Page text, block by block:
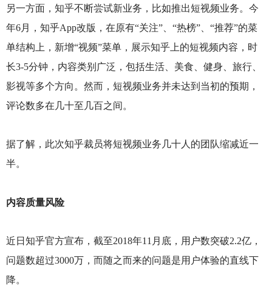
另一方面，知乎不断尝试新业务，比如推出短视频业务。今
年6月，知乎App改版，在原有“关注”、“热榜”、“推荐”的菜
单结构上，新增“视频”菜单，展示知乎上的短视频内容，时
长3-5分钟，内容类别广泛，包括生活、美食、健身、旅行、
影视等多个方向。然而，短视频业务并未达到当初的预期，
评论数多在几十至几百之间。
据了解，此次知乎裁员将短视频业务几十人的团队缩减近一
半。
内容质量风险
近日知乎官方宣布，截至2018年11月底，用户数突破2.2亿，
问题数超过3000万，而随之而来的问题是用户体验的直线下
降。